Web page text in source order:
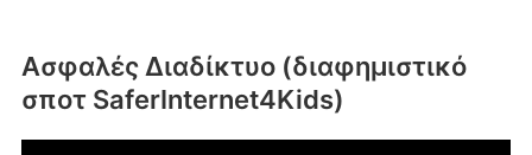
Ασφαλές Διαδίκτυο (διαφημιστικό
σποτ SaferInternet4Kids)